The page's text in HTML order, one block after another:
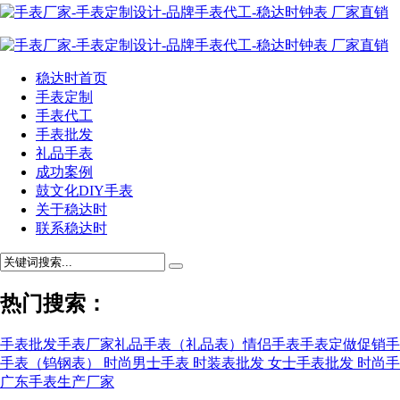
稳达时首页
手表定制
手表代工
手表批发
礼品手表
成功案例
鼓文化DIY手表
关于稳达时
联系稳达时
热门搜索：
手表批发手表厂家礼品手表（礼品表）情侣手表手表定做促销
手表（钨钢表）
时尚男士手表 时装表批发 女士手表批发 时尚
广东手表生产厂家